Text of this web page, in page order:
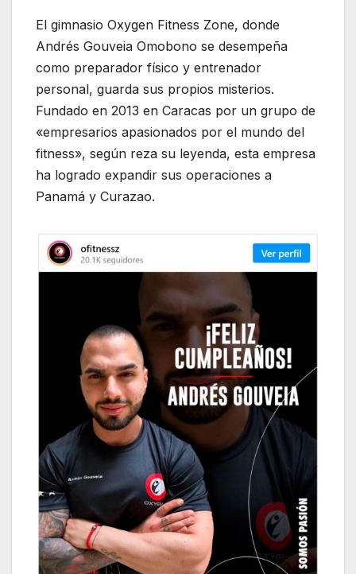
El gimnasio Oxygen Fitness Zone, donde
Andrés Gouveia Omobono se desempeña
como preparador físico y entrenador
personal, guarda sus propios misterios.
Fundado en 2013 en Caracas por un grupo de
«empresarios apasionados por el mundo del
fitness», según reza su leyenda, esta empresa
ha logrado expandir sus operaciones a
Panamá y Curazao.